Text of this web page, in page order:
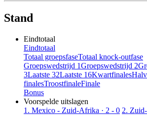
Stand
Eindtotaal
Eindtotaal
Totaal groepsfaseTotaal knock-outfase
Groepswedstrijd 1Groepswedstrijd 2
3Laatste 32Laatste 16Kwartfinales
finalesTroostfinaleFinale
Bonus
Voorspelde uitslagen
1. Mexico - Zuid-Afrika · 2 - 0 2.